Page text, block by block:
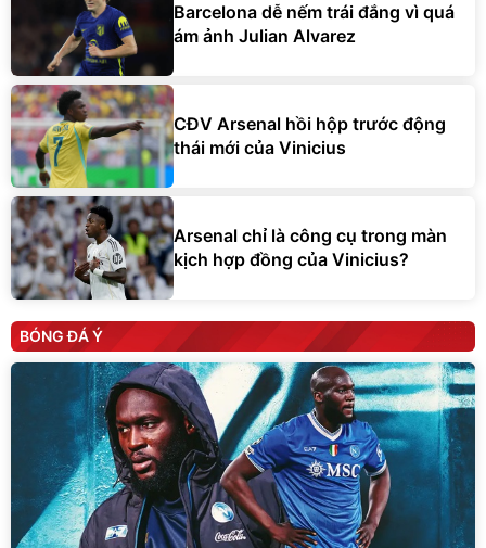
Barcelona dễ nếm trái đắng vì quá
ám ảnh Julian Alvarez
CĐV Arsenal hồi hộp trước động
thái mới của Vinicius
Arsenal chỉ là công cụ trong màn
kịch hợp đồng của Vinicius?
BÓNG ĐÁ Ý